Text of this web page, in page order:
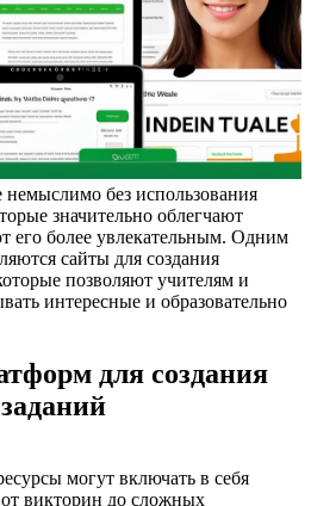
без использования
значительно облегчают
его более увлекательным. Одним
сайты для создания
позволяют учителям и
интересные и образовательно
для создания
могут включать в себя
викторин до сложных